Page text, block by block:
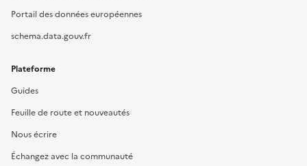
Portail des données européennes
schema.data.gouv.fr
Plateforme
Guides
Feuille de route et nouveautés
Nous écrire
Échangez avec la communauté